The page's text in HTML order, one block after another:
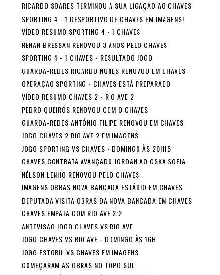
RICARDO SOARES TERMINOU A SUA LIGAÇÃO AO CHAVES
SPORTING 4 - 1 DESPORTIVO DE CHAVES EM IMAGENS!
VÍDEO RESUMO SPORTING 4 - 1 CHAVES
RENAN BRESSAN RENOVOU 3 ANOS PELO CHAVES
SPORTING 4 - 1 CHAVES - RESULTADO JOGO
GUARDA-REDES RICARDO NUNES RENOVOU EM CHAVES
OPERAÇÃO SPORTING - CHAVES ESTÁ PREPARADO
VÍDEO RESUMO CHAVES 2 - RIO AVE 2
PEDRO QUEIRÓS RENOVOU COM O CHAVES
GUARDA-REDES ANTÓNIO FILIPE RENOVOU EM CHAVES
JOGO CHAVES 2 RIO AVE 2 EM IMAGENS
JOGO SPORTING VS CHAVES - DOMINGO ÀS 20H15
CHAVES CONTRATA AVANÇADO JORDAN AO CSKA SOFIA
NÉLSON LENHO RENOVOU PELO CHAVES
IMAGENS OBRAS NOVA BANCADA ESTÁDIO EM CHAVES
DEPUTADA VISITA OBRAS DA NOVA BANCADA EM CHAVES
CHAVES EMPATA COM RIO AVE 2:2
ANTEVISÃO JOGO CHAVES VS RIO AVE
JOGO CHAVES VS RIO AVE - DOMINGO ÀS 16H
JOGO ESTORIL VS CHAVES EM IMAGENS
COMEÇARAM AS OBRAS NO TOPO SUL